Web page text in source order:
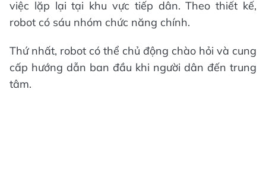
việc lặp lại tại khu vực tiếp dân. Theo thiết kế,
robot có sáu nhóm chức năng chính.
Thứ nhất, robot có thể chủ động chào hỏi và cung
cấp hướng dẫn ban đầu khi người dân đến trung
tâm.